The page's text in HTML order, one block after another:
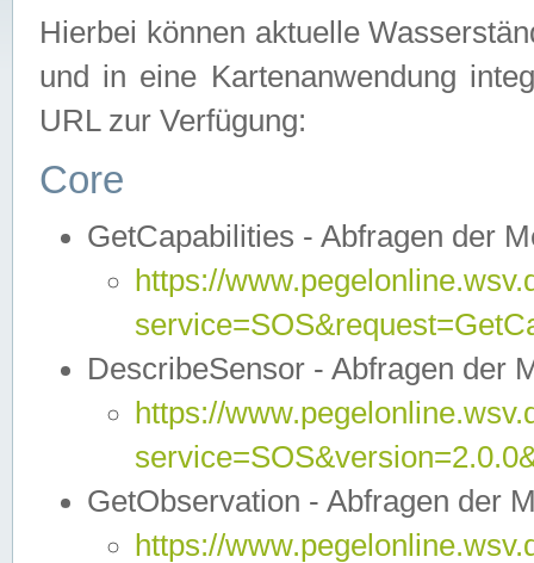
Hierbei können aktuelle
und in eine Kartenanwendung
URL zur Verfügung:
Core
GetCapabilities - Abfragen der
https://
DescribeSensor - Abfragen der
https://
GetObservation - Abfragen der
https://